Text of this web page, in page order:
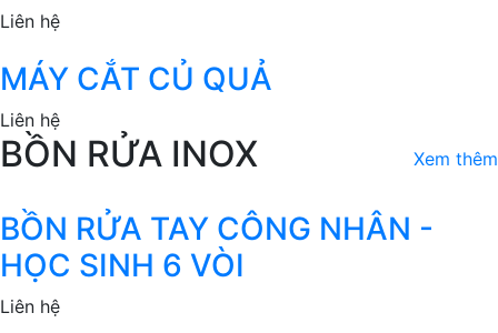
Liên hệ
MÁY CẮT CỦ QUẢ
Liên hệ
BỒN RỬA INOX Xem thêm
BỒN RỬA TAY CÔNG NHÂN -
HỌC SINH 6 VÒI
Liên hệ